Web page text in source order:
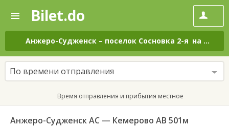
—
Поиск
и
покупка
билетов
на
автобус
онлайн
Bilet.do
Анжеро-Судженск – поселок Сосновка 2-я на все дни
По времени отправления
Время отправления и прибытия местное
Анжеро-Судженск АС — Кемерово АВ 501м